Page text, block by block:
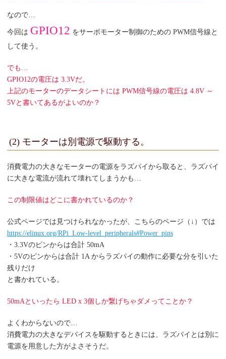
なので…
今回は GPIO12 をサーボモーター制御のための PWM信号線と
して使う。
でも…
GPIO12の電圧は 3.3Vだ。
上記のモーターのデータシートには PWM信号線の電圧は 4.8V ～
5Vと書いてあるがよいのか？
(2) モーターは別電源で駆動する。
消費電力の大きなモーターの電源をラズパイから取ると、ラズパイ
に大きな電流が流れて壊れてしまうかも…
この制限値はどこに書かれているのか？
公式ページでは見つけられなかったが、こちらのページ（↓）では
https://elinux.org/RPi_Low-level_peripherals#Power_pins
・3.3Vのピンからは合計 50mA
・5Vのピンからは合計 1A からラズパイの動作に必要な分を引いた
残りだけ
と書かれている。
50mAといったら LED x 3個しか繋げちゃダメってことか？
よくわからないので…
消費電力の大きなデバイスを駆動するときには、ラズパイとは別に
電源を用意した方がよさそうだ。